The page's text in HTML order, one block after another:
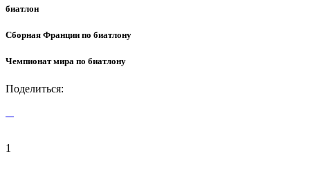
биатлон
Сборная Франции по биатлону
Чемпионат мира по биатлону
Поделиться:
1